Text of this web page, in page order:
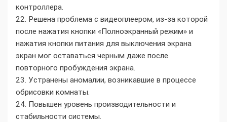
контроллера.
22. Решена проблема с видеоплеером, из-за которой
после нажатия кнопки «Полноэкранный режим» и
нажатия кнопки питания для выключения экрана
экран мог оставаться черным даже после
повторного пробуждения экрана.
23. Устранены аномалии, возникавшие в процессе
обрисовки комнаты.
24. Повышен уровень производительности и
стабильности системы.